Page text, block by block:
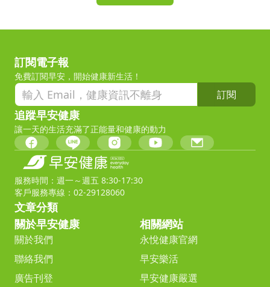
訂閱電子報
免費訂閱早安，開始健康新生活！
訂閱
追蹤早安健康
讓一天的生活充滿了正能量和健康的動力
服務時間：週一～週五 8:30-17:30
客戶服務專線：02-29128060
文章分類
關於早安健康
關於我們
聯絡我們
廣告刊登
相關網站
永悅健康官網
早安樂活
早安健康嚴選